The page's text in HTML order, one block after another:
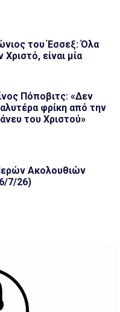
του Έσσεξ: Όλα
είναι μία
Πόποβιτς: «Δεν
φρίκη από την
του Χριστού»
Ακολουθιών
7/26)